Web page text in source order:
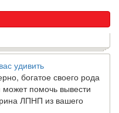
питаться
удивить
богатое своего рода
может помочь вывести
ЛПНП из вашего